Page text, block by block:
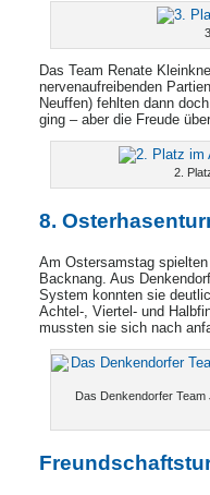
Das Team Renate
nervenaufreibenden
Neuffen) fehlten dann
ging – aber die Freude
2.
8.
Am Ostersamstag
Backnang. Aus
System konnten sie
Achtel-, Viertel- und
mussten sie sich nach
Das Denkendorfer